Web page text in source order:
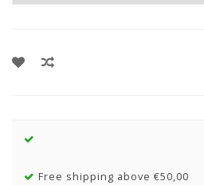
Free shipping above €50,00